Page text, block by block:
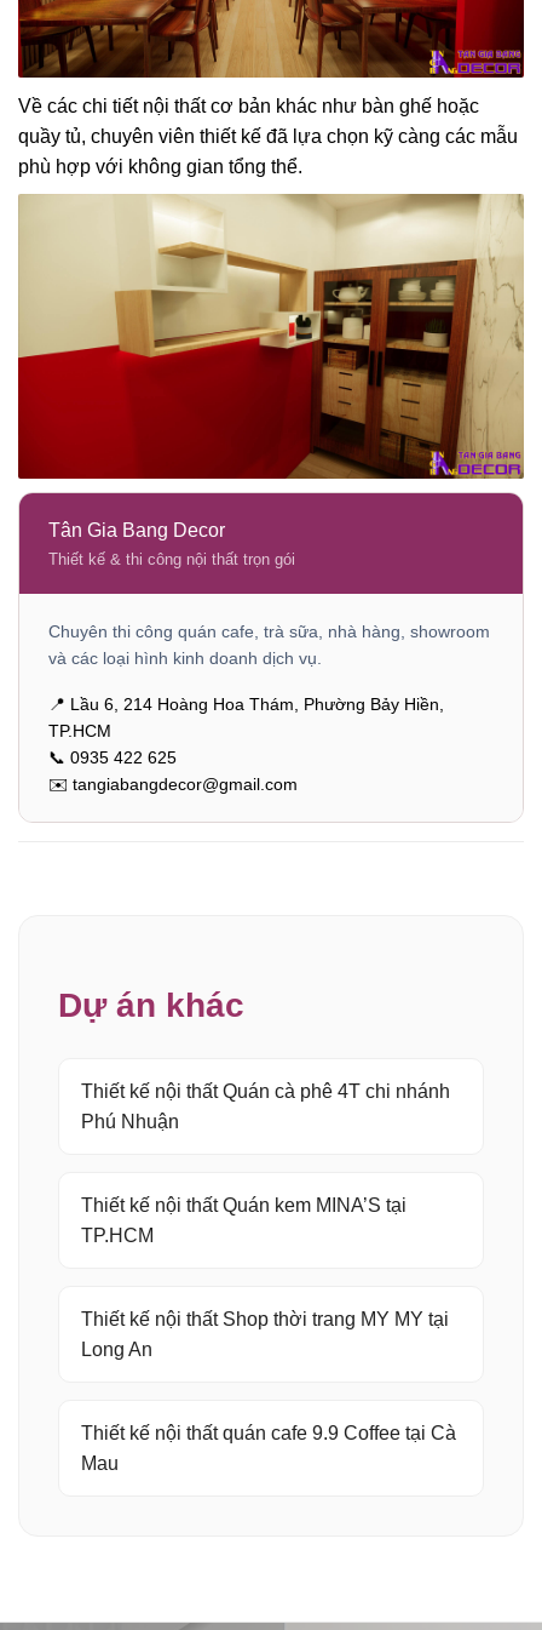
Về các chi tiết nội thất cơ bản khác như bàn ghế hoặc
quầy tủ, chuyên viên thiết kế đã lựa chọn kỹ càng các mẫu
phù hợp với không gian tổng thể.
Tân Gia Bang Decor
Thiết kế & thi công nội thất trọn gói
Chuyên thi công quán cafe, trà sữa, nhà hàng, showroom
và các loại hình kinh doanh dịch vụ.
📍 Lầu 6, 214 Hoàng Hoa Thám, Phường Bảy Hiền,
TP.HCM
📞 0935 422 625
✉️ tangiabangdecor@gmail.com
Dự án khác
Thiết kế nội thất Quán cà phê 4T chi nhánh
Phú Nhuận
Thiết kế nội thất Quán kem MINA’S tại
TP.HCM
Thiết kế nội thất Shop thời trang MY MY tại
Long An
Thiết kế nội thất quán cafe 9.9 Coffee tại Cà
Mau